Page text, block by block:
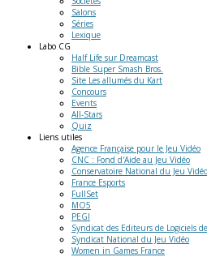
Salons
Séries
Lexique
Labo CG
Half Life sur Dreamcast
Bible Super Smash Bros.
Site Les allumés du Kart
Concours
Events
All-Stars
Quiz
Liens utiles
Agence Française pour le Jeu Vidéo
CNC : Fond d'Aide au Jeu Vidéo
Conservatoire National du Jeu Vidéo
France Esports
FullSet
MO5
PEGI
Syndicat des Editeurs de Logiciels
Syndicat National du Jeu Vidéo
Women in Games France